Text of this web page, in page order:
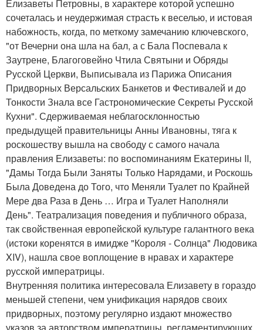
Елизаветы Петровны, в характере которой успешно
сочеталась и неудержимая страсть к веселью, и истовая
набожность, когда, по меткому замечанию ключевского,
"от Вечерни она шла на бал, а с Бала Поспевала к
Заутрене, Благоговейно Чтила Святыни и Обряды
Русской Церкви, Выписывала из Парижа Описания
Придворных Версальских Банкетов и Фестивалей и до
Тонкости Знала все Гастрономические Секреты Русской
Кухни". Сдерживаемая неблагосклонностью
предыдущей правительницы Анны Ивановны, тяга к
роскошеству вышла на свободу с самого начала
правления Елизаветы: по воспоминаниям Екатерины II,
"Дамы Тогда Были Заняты Только Нарядами, и Роскошь
Была Доведена до Того, что Меняли Туалет по Крайней
Мере два Раза в День … Игра и Туалет Наполняли
День". Театрализация поведения и публичного образа,
так свойственная европейской культуре галантного века
(истоки коренятся в имидже "Короля - Солнца" Людовика
XIV), нашла свое воплощение в нравах и характере
русской императрицы.
Внутренняя политика интересовала Елизавету в гораздо
меньшей степени, чем унификация нарядов своих
придворных, поэтому регулярно издают множество
указов за авторством императрицы, регламентирующих